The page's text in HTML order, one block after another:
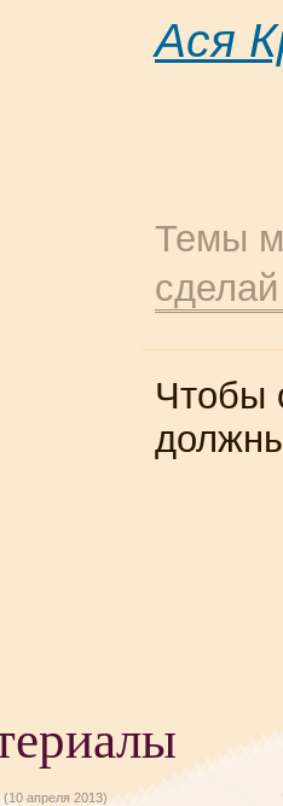
Ася
Темы
Чтобы
апреля 2013)